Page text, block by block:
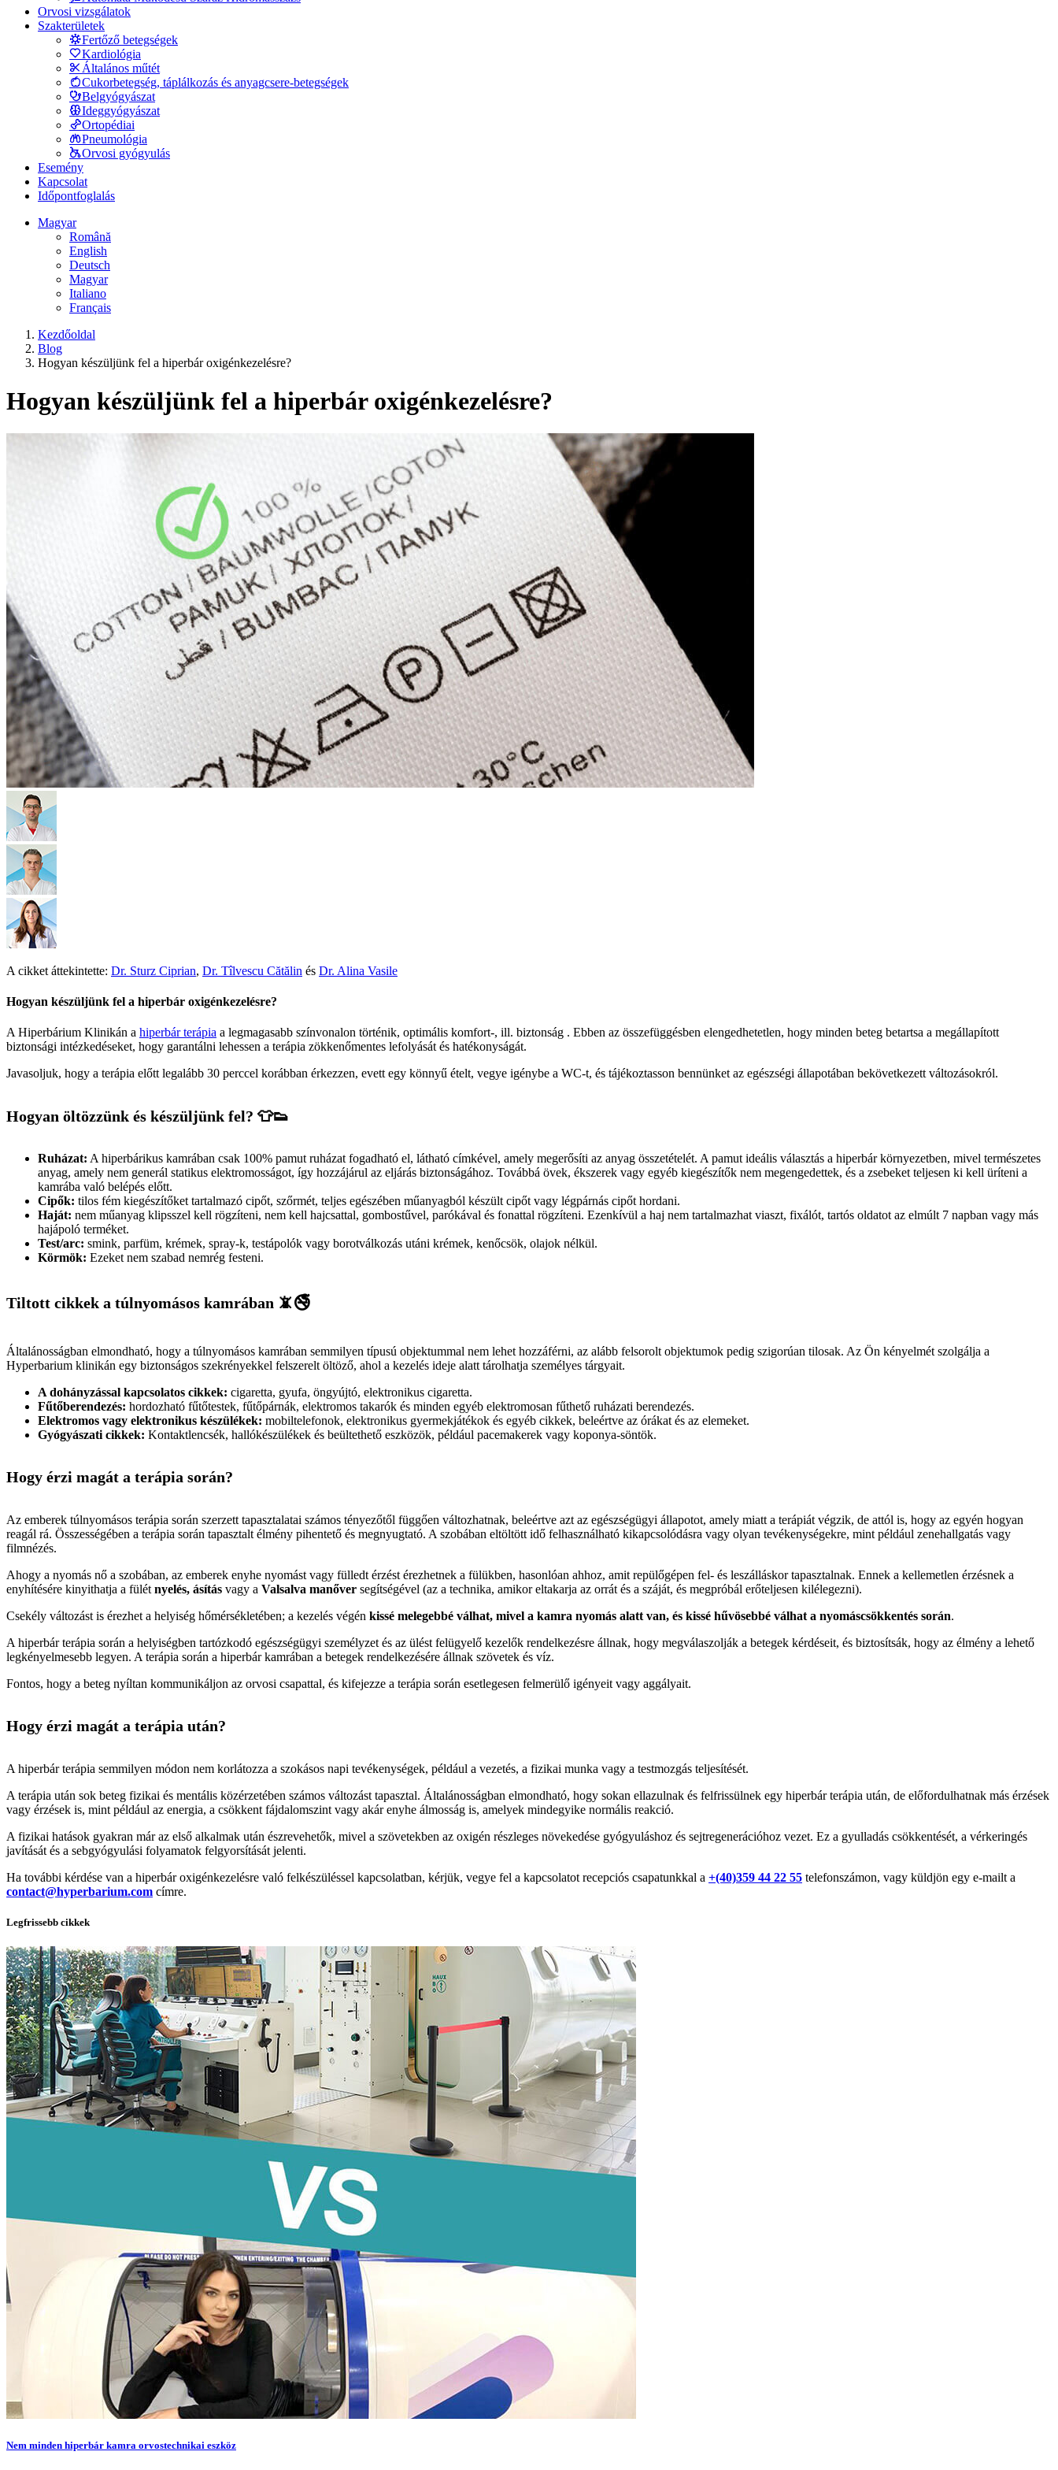
Orvosi vizsgálatok
Szakterületek
Fertőző betegségek
Kardiológia
Általános műtét
Cukorbetegség, táplálkozás és anyagcsere-betegségek
Belgyógyászat
Ideggyógyászat
Ortopédiai
Pneumológia
Orvosi gyógyulás
Esemény
Kapcsolat
Időpontfoglalás
Magyar
Română
English
Deutsch
Magyar
Italiano
Français
Kezdőoldal
Blog
Hogyan készüljünk fel a hiperbár oxigénkezelésre?
Hogyan készüljünk fel a hiperbár oxigénkezelésre?
A cikket áttekintette: Dr. Sturz Ciprian, Dr. Tîlvescu Cătălin és Dr. Alina Vasile
Hogyan készüljünk fel a hiperbár oxigénkezelésre?
A Hiperbárium Klinikán a hiperbár terápia a legmagasabb színvonalon történik, optimális komfort-, ill. biztonság . Ebben az összefüggésben elengedhetetlen, hogy minden beteg betartsa a megállapított
biztonsági intézkedéseket, hogy garantálni lehessen a terápia zökkenőmentes lefolyását és hatékonyságát.
Javasoljuk, hogy a terápia előtt legalább 30 perccel korábban érkezzen, evett egy könnyű ételt, vegye igénybe a WC-t, és tájékoztasson bennünket az egészségi állapotában bekövetkezett változásokról.
Hogyan öltözzünk és készüljünk fel? 👕👟
Ruházat: A hiperbárikus kamrában csak 100% pamut ruházat fogadható el, látható címkével, amely megerősíti az anyag összetételét. A pamut ideális választás a hiperbár környezetben, mivel természetes
anyag, amely nem generál statikus elektromosságot, így hozzájárul az eljárás biztonságához. Továbbá övek, ékszerek vagy egyéb kiegészítők nem megengedettek, és a zsebeket teljesen ki kell üríteni a
kamrába való belépés előtt.
Cipők: tilos fém kiegészítőket tartalmazó cipőt, szőrmét, teljes egészében műanyagból készült cipőt vagy légpárnás cipőt hordani.
Haját: nem műanyag klipsszel kell rögzíteni, nem kell hajcsattal, gombostűvel, parókával és fonattal rögzíteni. Ezenkívül a haj nem tartalmazhat viaszt, fixálót, tartós oldatot az elmúlt 7 napban vagy más
hajápoló terméket.
Test/arc: smink, parfüm, krémek, spray-k, testápolók vagy borotválkozás utáni krémek, kenőcsök, olajok nélkül.
Körmök: Ezeket nem szabad nemrég festeni.
Tiltott cikkek a túlnyomásos kamrában 📵🚭
Általánosságban elmondható, hogy a túlnyomásos kamrában semmilyen típusú objektummal nem lehet hozzáférni, az alább felsorolt ​​objektumok pedig szigorúan tilosak. Az Ön kényelmét szolgálja a
Hyperbarium klinikán egy biztonságos szekrényekkel felszerelt öltöző, ahol a kezelés ideje alatt tárolhatja személyes tárgyait.
A dohányzással kapcsolatos cikkek: cigaretta, gyufa, öngyújtó, elektronikus cigaretta.
Fűtőberendezés: hordozható fűtőtestek, fűtőpárnák, elektromos takarók és minden egyéb elektromosan fűthető ruházati berendezés.
Elektromos vagy elektronikus készülékek: mobiltelefonok, elektronikus gyermekjátékok és egyéb cikkek, beleértve az órákat és az elemeket.
Gyógyászati ​​cikkek: Kontaktlencsék, hallókészülékek és beültethető eszközök, például pacemakerek vagy koponya-söntök.
Hogy érzi magát a terápia során?
Az emberek túlnyomásos terápia során szerzett tapasztalatai számos tényezőtől függően változhatnak, beleértve azt az egészségügyi állapotot, amely miatt a terápiát végzik, de attól is, hogy az egyén hogyan
reagál rá. Összességében a terápia során tapasztalt élmény pihentető és megnyugtató. A szobában eltöltött idő felhasználható kikapcsolódásra vagy olyan tevékenységekre, mint például zenehallgatás vagy
filmnézés.
Ahogy a nyomás nő a szobában, az emberek enyhe nyomást vagy fülledt érzést érezhetnek a fülükben, hasonlóan ahhoz, amit repülőgépen fel- és leszálláskor tapasztalnak. Ennek a kellemetlen érzésnek a
enyhítésére kinyithatja a fülét nyelés, ásítás vagy a Valsalva manőver segítségével (az a technika, amikor eltakarja az orrát és a száját, és megpróbál erőteljesen kilélegezni).
Csekély változást is érezhet a helyiség hőmérsékletében; a kezelés végén kissé melegebbé válhat, mivel a kamra nyomás alatt van, és kissé hűvösebbé válhat a nyomáscsökkentés során.
A hiperbár terápia során a helyiségben tartózkodó egészségügyi személyzet és az ülést felügyelő kezelők rendelkezésre állnak, hogy megválaszolják a betegek kérdéseit, és biztosítsák, hogy az élmény a lehető
legkényelmesebb legyen. A terápia során a hiperbár kamrában a betegek rendelkezésére állnak szövetek és víz.
Fontos, hogy a beteg nyíltan kommunikáljon az orvosi csapattal, és kifejezze a terápia során esetlegesen felmerülő igényeit vagy aggályait.
Hogy érzi magát a terápia után?
A hiperbár terápia semmilyen módon nem korlátozza a szokásos napi tevékenységek, például a vezetés, a fizikai munka vagy a testmozgás teljesítését.
A terápia után sok beteg fizikai és mentális közérzetében számos változást tapasztal. Általánosságban elmondható, hogy sokan ellazulnak és felfrissülnek egy hiperbár terápia után, de előfordulhatnak más érzések
vagy érzések is, mint például az energia, a csökkent fájdalomszint vagy akár enyhe álmosság is, amelyek mindegyike normális reakció.
A fizikai hatások gyakran már az első alkalmak után észrevehetők, mivel a szövetekben az oxigén részleges növekedése gyógyuláshoz és sejtregenerációhoz vezet. Ez a gyulladás csökkentését, a vérkeringés
javítását és a sebgyógyulási folyamatok felgyorsítását jelenti.
Ha további kérdése van a hiperbár oxigénkezelésre való felkészüléssel kapcsolatban, kérjük, vegye fel a kapcsolatot recepciós csapatunkkal a +(40)359 44 22 55 telefonszámon, vagy küldjön egy e-mailt a
contact@hyperbarium.com címre.
Legfrissebb cikkek
Nem minden hiperbár kamra orvostechnikai eszköz